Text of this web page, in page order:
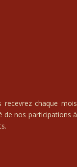
chaque mois
de nos participations à